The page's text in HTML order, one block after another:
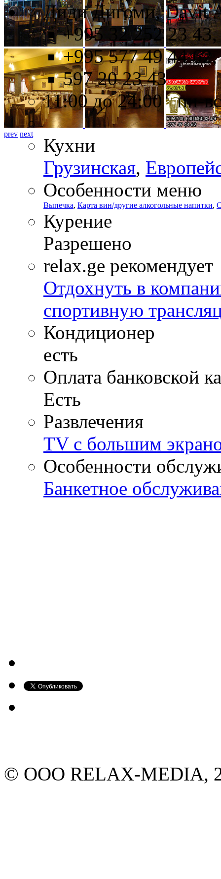
prev next
Диди Дигоми, Davit
+995 32 252 23 43,
+995 577 49 44 62,
597 20 23 43
11:00 до 24:00 пн-вс
Кухни
Грузинская,
Особенности меню
Выпечка, Карта вин/другие алкогольные напитки,
Курение
Разрешено
relax.ge рекомендует
Отдохнуть в
спортивную
Кондиционер
есть
Оплата банковской
Есть
Развлечения
TV с большим
Особенности
Банкетное
© ООО RELAX-MEDIA,